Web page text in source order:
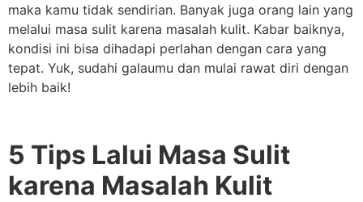
maka kamu tidak sendirian. Banyak juga orang lain yang
melalui masa sulit karena masalah kulit. Kabar baiknya,
kondisi ini bisa dihadapi perlahan dengan cara yang
tepat. Yuk, sudahi galaumu dan mulai rawat diri dengan
lebih baik!
5 Tips Lalui Masa Sulit
karena Masalah Kulit